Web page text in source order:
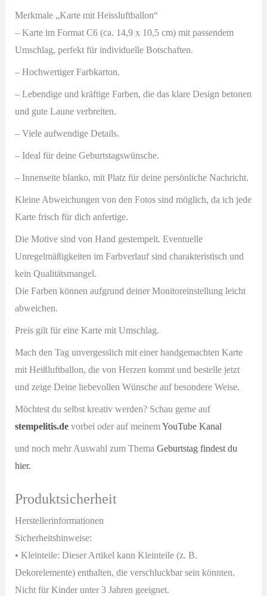
Merkmale „Karte mit Heissluftballon“
– Karte im Format C6 (ca. 14,9 x 10,5 cm) mit passendem
Umschlag, perfekt für individuelle Botschaften.
– Hochwertiger Farbkarton.
– Lebendige und kräftige Farben, die das klare Design betonen
und gute Laune verbreiten.
– Viele aufwendige Details.
– Ideal für deine Geburtstagswünsche.
– Innenseite blanko, mit Platz für deine persönliche Nachricht.
Kleine Abweichungen von den Fotos sind möglich, da ich jede
Karte frisch für dich anfertige.
Die Motive sind von Hand gestempelt. Eventuelle
Unregelmäßigkeiten im Farbverlauf sind charakteristisch und
kein Qualitätsmangel.
Die Farben können aufgrund deiner Monitoreinstellung leicht
abweichen.
Preis gilt für eine Karte mit Umschlag.
Mach den Tag unvergesslich mit einer handgemachten Karte
mit Heißluftballon, die von Herzen kommt und bestelle jetzt
und zeige Deine liebevollen Wünsche auf besondere Weise.
Möchtest du selbst kreativ werden? Schau gerne auf
stempelitis.devorbei oder auf meinemYouTube Kanal
und noch mehr Auswahl zum Thema Geburtstag findest du
hier.
Produktsicherheit
Herstellerinformationen
Sicherheitshinweise:
• Kleinteile: Dieser Artikel kann Kleinteile (z. B.
Dekorelemente) enthalten, die verschluckbar sein könnten.
Nicht für Kinder unter 3 Jahren geeignet.